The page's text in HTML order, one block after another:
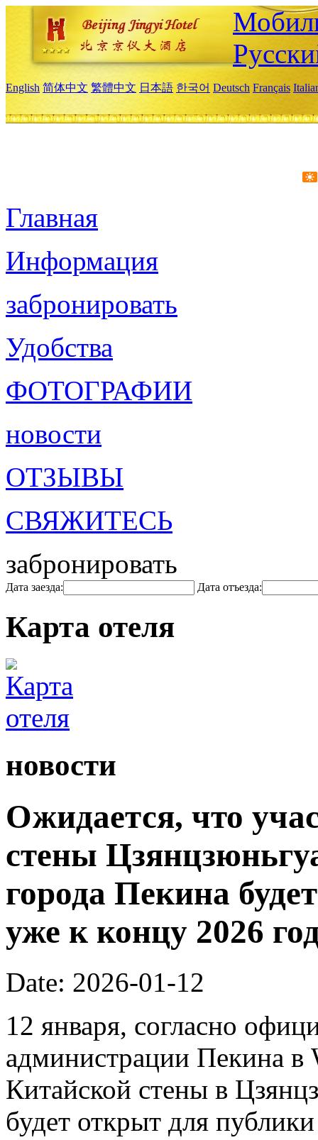
English 简体中文 繁體中文 日本語 한국어 Deutsch Français
Главная
Информация
забронировать
Удобства
ФОТОГРАФИИ
новости
ОТЗЫВЫ
СВЯЖИТЕСЬ
забронировать
Дата заезда: Дата отъезда:
Карта отеля
новости
Ожидается, что
стены
города Пекина
уже к концу 2026
Date: 2026-01-12
12 января, согласно
администрации Пекина в
Китайской стены в
будет открыт для